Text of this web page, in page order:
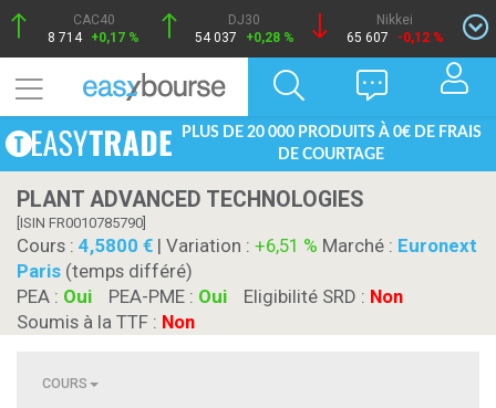
CAC40
8 714 +0,17 %
DJ30
54 037
+0,28 %
Nikkei
65 607
-0,12 %
PLUS DE 20 000 PRODUITS À 0€ DE FRAIS
DE COURTAGE
PLANT ADVANCED TECHNOLOGIES
[ISIN FR0010785790]
Cours : 4,5800 | Variation : +6,51 % Marché : Euronext
Paris (temps différé)
PEA : Oui PEA-PME : Oui Eligibilité SRD : Non
Soumis à la TTF : Non
COURS